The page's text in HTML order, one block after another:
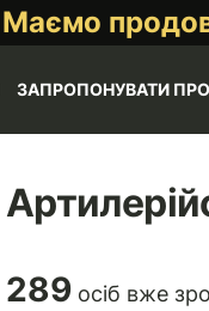
Маємо
ЗАПРОПОНУВАТИ
289 осіб вже